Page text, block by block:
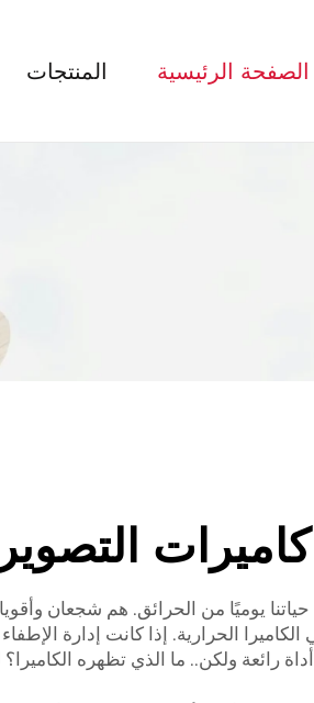
الصفحة الرئيسية المنتجات
كاميرات
يوميًا من الحرائق. هم شجعان
الحرارية. إذا كانت إدارة
رائعة ولكن.. ما الذي تظهره